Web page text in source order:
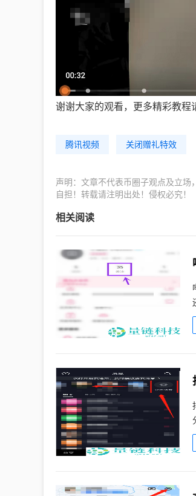
谢谢大家的观看，更多精彩教程
腾讯视频 关闭赠礼特效
声明：文章不代表币圈子观点及立
自担！转载请注明出处！侵权必究！
相关阅读